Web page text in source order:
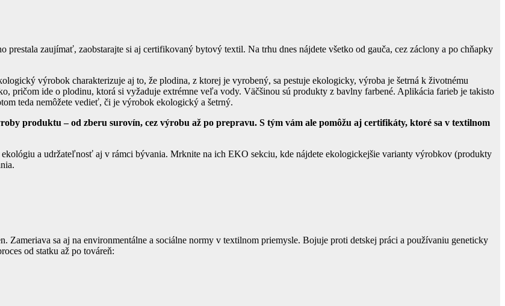
zaujímať, zaobstarajte si aj certifikovaný bytový textil. Na trhu dnes nájdete všetko od gauča, cez záclony a po chňapky
výrobok charakterizuje aj to, že plodina, z ktorej je vyrobený, sa pestuje ekologicky, výroba je šetrná k životnému
pričom ide o plodinu, ktorá si vyžaduje extrémne veľa vody. Väčšinou sú produkty z bavlny farbené. Aplikácia farieb je takisto
teda nemôžete vedieť, či je výrobok ekologický a šetrný.
produktu – od zberu surovín, cez výrobu až po prepravu. S tým vám ale pomôžu aj certifikáty, ktoré sa v textilnom
ekológiu a udržateľnosť aj v rámci bývania. Mrknite na ich EKO sekciu, kde nájdete ekologickejšie varianty výrobkov (produkty
Zameriava sa aj na environmentálne a sociálne normy v textilnom priemysle. Bojuje proti detskej práci a používaniu geneticky
od statku až po továreň: